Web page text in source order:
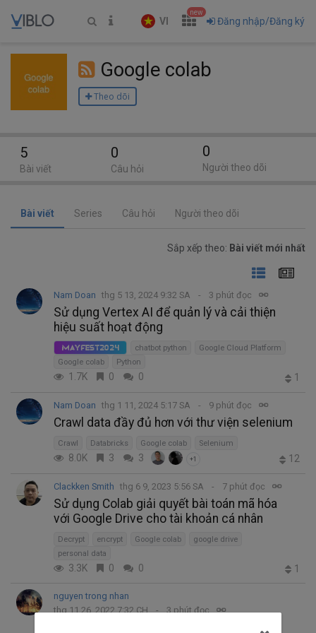
VI
new
Đăng nhập/Đăng ký
Google colab
Theo dõi
Bài viết Series Câu hỏi Người theo dõi
Sắp xếp theo: Bài viết mới nhất
Nam Doan thg 5 13, 2024 9:32 SA 3 phút đọc
Sử dụng Vertex AI để quản lý và cải thiện
hiệu suất hoạt động
MayFest2024 chatbot python
Google Cloud Platform
Google colab
Python
1.7K 0 0 1
Nam Doan thg 1 11, 2024 5:17 SA 9 phút đọc
Crawl data đầy đủ hơn với thư viện selenium
Crawl Databricks Google colab Selenium
8.0K 3 3 +1 12
Clackken Smith thg 6 9, 2023 5:56 SA 7 phút đọc
Sử dụng Colab giải quyết bài toán mã hóa
với Google Drive cho tài khoản cá nhân
Decrypt encrypt Google colab
google drive
personal data
3.3K 0 0 1
nguyen trong nhan
thg 11 26, 2022 7:32 CH
3 phút đọc
OCR quá đơn giản với Tesseract-ocr trên
5
Bài viết
0
Câu hỏi
0
Người theo dõi